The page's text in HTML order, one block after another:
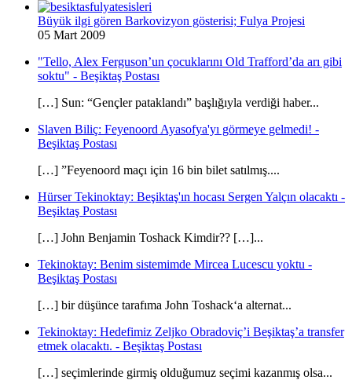
Büyük ilgi gören Barkovizyon gösterisi; Fulya Projesi
05 Mart 2009
"Tello, Alex Ferguson’un çocuklarını Old Trafford’da arı gibi
soktu" - Beşiktaş Postası
[…] Sun: “Gençler pataklandı” başlığıyla verdiği haber...
Slaven Biliç: Feyenoord Ayasofya'yı görmeye gelmedi! -
Beşiktaş Postası
[…] ”Feyenoord maçı için 16 bin bilet satılmış....
Hürser Tekinoktay: Beşiktaş'ın hocası Sergen Yalçın olacaktı -
Beşiktaş Postası
[…] John Benjamin Toshack Kimdir?? […]...
Tekinoktay: Benim sistemimde Mircea Lucescu yoktu -
Beşiktaş Postası
[…] bir düşünce tarafıma John Toshack‘a alternat...
Tekinoktay: Hedefimiz Zeljko Obradoviç’i Beşiktaş’a transfer
etmek olacaktı. - Beşiktaş Postası
[…] seçimlerinde girmiş olduğumuz seçimi kazanmış olsa...